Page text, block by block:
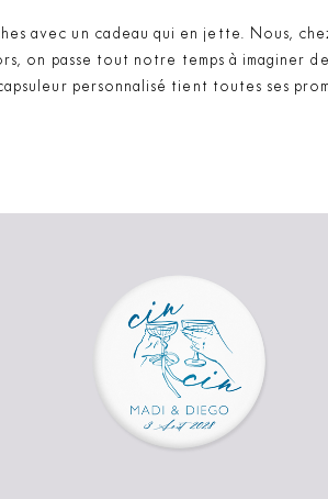
avec un cadeau qui en jette. Nous,
on passe tout notre temps à imaginer
personnalisé tient toutes ses